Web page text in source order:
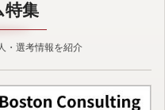
特集
・選考情報を紹介